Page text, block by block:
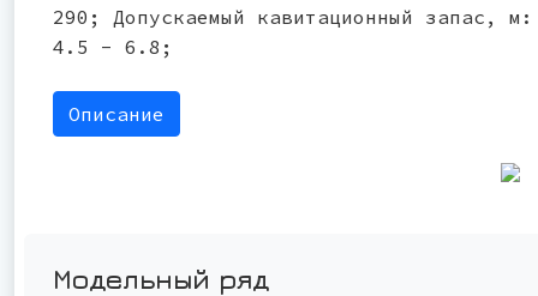
290; Допускаемый кавитационный запас, м:
4.5 - 6.8;
Описание
Модельный ряд